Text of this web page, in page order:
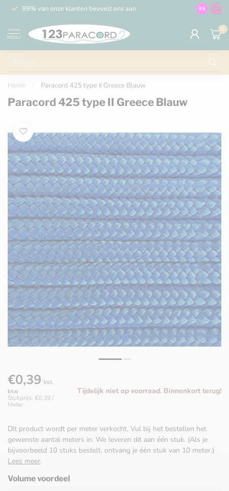
99% van onze klanten beveelt ons aan 100% de
9.5
MENU
0
Home Paracord 425 type II Greece Blauw
Paracord 425 type II Greece Blauw
€0,39 Incl.
btw
Stukprijs: €0,39 /
Meter
Tijdelijk niet op voorraad. Binnenkort terug!
Dit product wordt per meter verkocht. Vul bij het bestellen het
gewenste aantal meters in. We leveren dit aan één stuk. (Als je
bijvoorbeeld 10 stuks bestelt, ontvang je één stuk van 10 meter.)
Lees meer.
Volume voordeel